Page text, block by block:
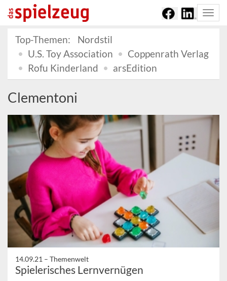
Top-Themen:
Nordstil
U.S. Toy Association
Coppenrath Verlag
Rofu Kinderland
arsEdition
Clementoni
14.09.21 – Themenwelt
Spielerisches Lernvernügen